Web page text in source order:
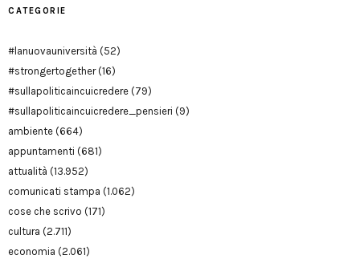
CATEGORIE
#lanuovauniversità (52)
#strongertogether(16)
#sullapoliticaincuicredere (79)
#sullapoliticaincuicredere_pensieri (9)
ambiente (664)
appuntamenti (681)
attualità (13.952)
comunicati stampa (1.062)
cose che scrivo (171)
cultura (2.711)
economia (2.061)